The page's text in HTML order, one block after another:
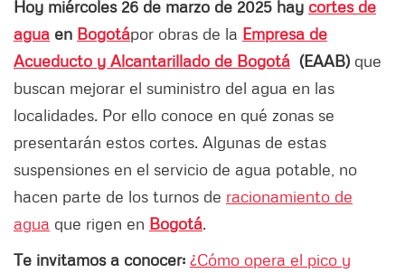
Hoy miércoles 26 de marzo de 2025 hay cortes de
agua en Bogotápor obras de la Empresa de
Acueducto y Alcantarillado de Bogotá (EAAB) que
buscan mejorar el suministro del agua en las
localidades. Por ello conoce en qué zonas se
presentarán estos cortes. Algunas de estas
suspensiones en el servicio de agua potable, no
hacen parte de los turnos de racionamiento de
agua que rigen en Bogotá.
Te invitamos a conocer: ¿Cómo opera el pico y